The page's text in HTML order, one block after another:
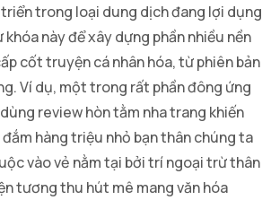
trong loại dung dịch đang lợi dụng
này để xây dựng phần nhiều nền
cốt truyện cá nhân hóa, từ phiên bản
Ví dụ, một trong rất phần đông ứng
review hòn tằm nha trang khiến
hàng triệu nhỏ bạn thân chúng ta
vào vẻ nằm tại bởi trí ngoại trừ thân
tương thu hút mê mang văn hóa